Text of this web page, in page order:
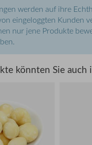
werden auf ihre
eingeloggten Kunden
nur jene Produkte
könnten Sie auch